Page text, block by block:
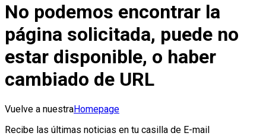
No podemos encontrar la
página solicitada, puede no
estar disponible, o haber
cambiado de URL
Vuelve a nuestraHomepage
Recibe las últimas noticias en tu casilla de E-mail